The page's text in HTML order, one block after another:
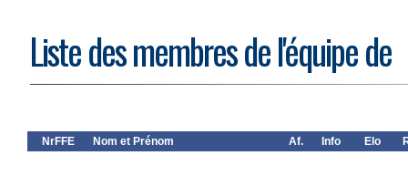
Liste des membres de l'équipe de
NrFFE Nom et Prénom Af. Info Elo